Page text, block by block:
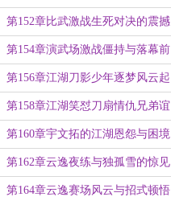
第152章比武激战生死对决的震撼
第154章演武场激战僵持与落幕前
奏
第156章江湖刀影少年逐梦风云起
第158章江湖笑怼刀扇情仇兄弟谊
第160章宇文拓的江湖恩怨与困境
第162章云逸夜练与独孤雪的惊见
第164章云逸赛场风云与招式顿悟